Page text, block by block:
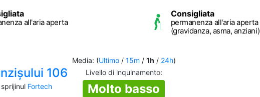
all'aria aperta
Consigliata
permanenza all'aria aperta
(gravidanza, asma, anziani)
Media: (Ultimo/ 15m / 1h / 24h)
106
Fortech
Livello di inquinamento:
Molto basso